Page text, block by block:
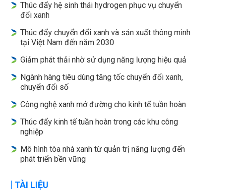
Thúc đẩy hệ sinh thái hydrogen phục vụ chuyển
đổi xanh
Thúc đẩy chuyển đổi xanh và sản xuất thông minh
tại Việt Nam đến năm 2030
Giảm phát thải nhờ sử dụng năng lượng hiệu quả
Ngành hàng tiêu dùng tăng tốc chuyển đổi xanh,
chuyển đổi số
Công nghệ xanh mở đường cho kinh tế tuần hoàn
Thúc đẩy kinh tế tuần hoàn trong các khu công
nghiệp
Mô hình tòa nhà xanh từ quản trị năng lượng đến
phát triển bền vững
TÀI LIỆU